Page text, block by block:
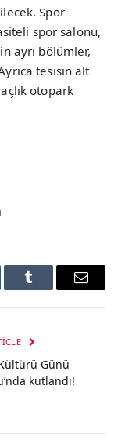
Spor
spor salonu,
ayrı bölümler,
tesisin alt
otopark
Tumblr Email
Günü
kutlandı!